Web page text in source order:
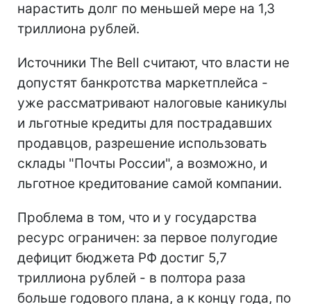
нарастить долг по меньшей мере на 1,3
триллиона рублей.
Источники The Bell считают, что власти не
допустят банкротства маркетплейса -
уже рассматривают налоговые каникулы
и льготные кредиты для пострадавших
продавцов, разрешение использовать
склады "Почты России", а возможно, и
льготное кредитование самой компании.
Проблема в том, что и у государства
ресурс ограничен: за первое полугодие
дефицит бюджета РФ достиг 5,7
триллиона рублей - в полтора раза
больше годового плана, а к концу года, по